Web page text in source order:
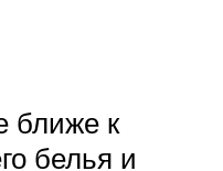
ближе к
белья и